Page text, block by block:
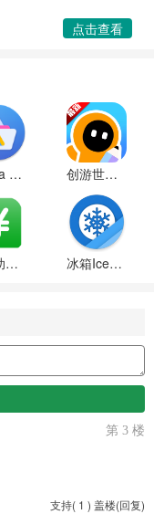
点击查看
aurora store中文版下载 创游世界(创游编辑器)下载安装手机正版
看播助手2025最新版下载 冰箱IceBox免费解锁高级版
第 3 楼
支持( 1 ) 盖楼(回复)